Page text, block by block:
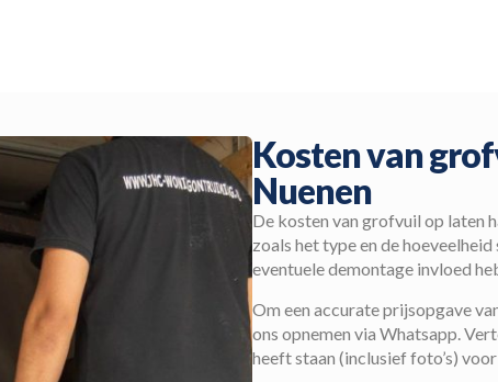
Kosten van
Nuenen
De kosten van grofvuil op laten
zoals het type en de
eventuele demontage invloed
Om een accurate prijsopgave
ons opnemen via Whatsapp.
heeft staan (inclusief foto’s)